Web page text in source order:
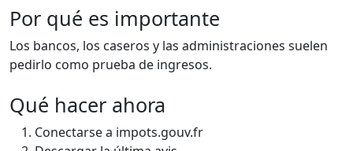
Por qué es importante
Los bancos, los caseros y las administraciones suelen
pedirlo como prueba de ingresos.
Qué hacer ahora
Conectarse a impots.gouv.fr